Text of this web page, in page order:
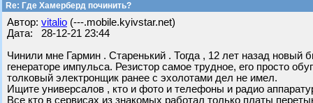
Re: Где Хамерберд починить?
Автор: vitalio (---.mobile.kyivstar.net)
Дата: 28-12-21 23:44
Чинили мне Гармин . Старенький . Тогда , 12 лет назад новый
генераторе импульса. Резистор самое трудное, его просто
толковый электронщик ранее с эхолотами дел не имел.
Ищите универсалов , кто и фото и телефоны и радио
Все кто в сервисах из знакомых работал только платы